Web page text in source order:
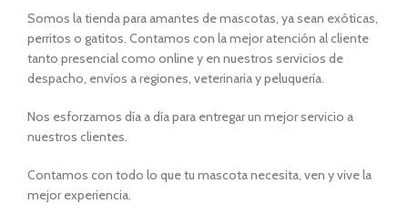
Somos la tienda para amantes de mascotas, ya sean exóticas,
perritos o gatitos. Contamos con la mejor atención al cliente
tanto presencial como online y en nuestros servicios de
despacho, envíos a regiones, veterinaria y peluquería.
Nos esforzamos día a día para entregar un mejor servicio a
nuestros clientes.
Contamos con todo lo que tu mascota necesita, ven y vive la
mejor experiencia.